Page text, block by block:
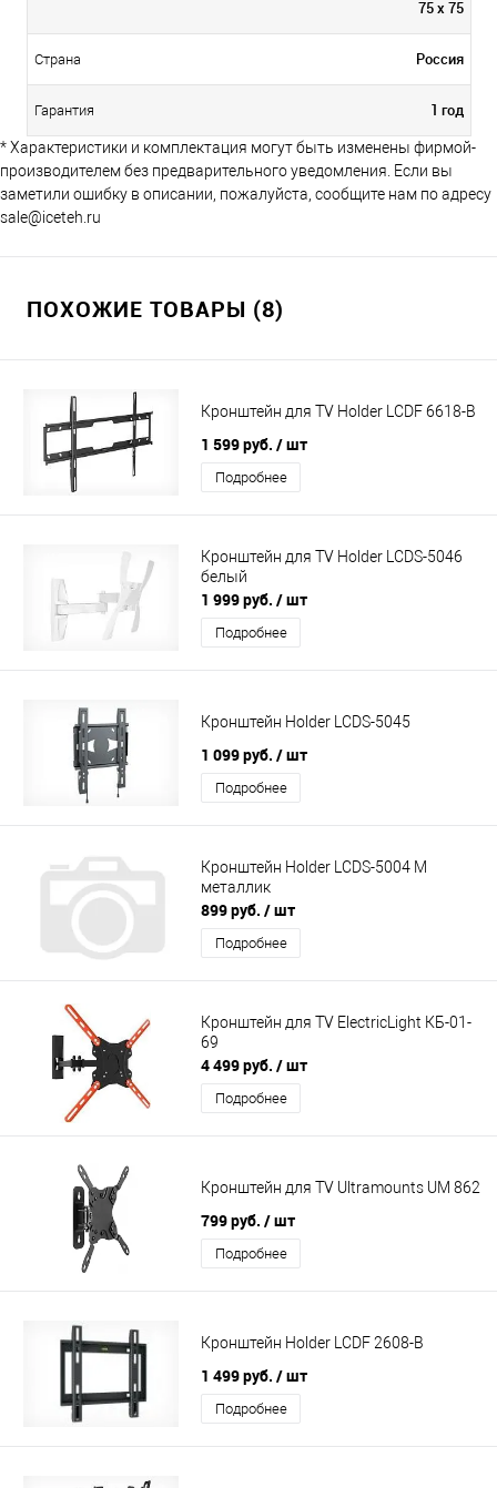
75 х 75
Страна Россия
Гарантия 1 год
* Характеристики и комплектация могут быть изменены фирмой-
производителем без предварительного уведомления. Если вы
заметили ошибку в описании, пожалуйста, сообщите нам по адресу
sale@iceteh.ru
ПОХОЖИЕ ТОВАРЫ (8)
Кронштейн для TV Holder LCDF 6618-B
1 599 руб. / шт
Подробнее
Кронштейн для TV Holder LCDS-5046
белый
1 999 руб. / шт
Подробнее
Кронштейн Holder LCDS-5045
1 099 руб. / шт
Подробнее
Кронштейн Holder LCDS-5004 М
металлик
899 руб. / шт
Подробнее
Кронштейн для TV ElectricLight КБ-01-
69
4 499 руб. / шт
Подробнее
Кронштейн для TV Ultramounts UM 862
799 руб. / шт
Подробнее
Кронштейн Holder LCDF 2608-B
1 499 руб. / шт
Подробнее